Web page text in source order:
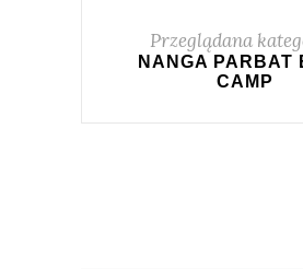
Przeglądana
NANGA PARBAT
CAMP